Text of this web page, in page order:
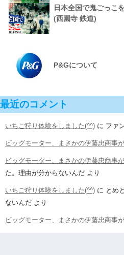
日本全国で鬼ごっこ
(西園寺 鉄道)
P&Gについて
最近のコメント
いちご狩り体験をしました(^^) に ファ
ビッグモーター、まさかの伊藤忠商事が
ビッグモーター、まさかの伊藤忠商事が
た。理由が分からないんだ より
いちご狩り体験をしました(^^) に とめ
ないんだ より
ビッグモーター、まさかの伊藤忠商事が